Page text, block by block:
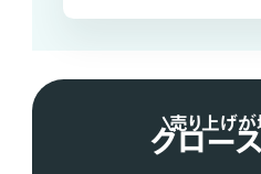
売り上げ
グロー